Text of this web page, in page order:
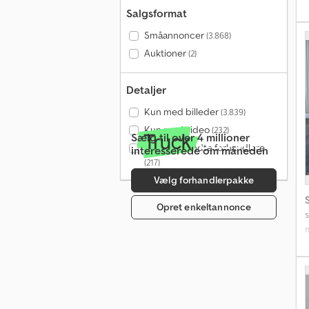
Salgsformat
Småannoncer(3.868)
Auktioner(2)
Detaljer
Kun med billeder(3.839)
Kun med video(232)
Kun godkendte forhandlere
(217)
Sælg til over 4 millioner
interesserede om måneden
Vælg forhandlerpakke
Opret enkeltannonce